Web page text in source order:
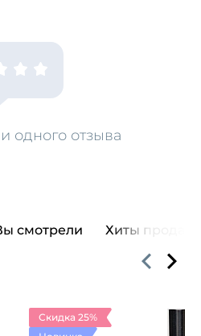
одного отзыва
смотрели Хиты продаж
Скидка 25%